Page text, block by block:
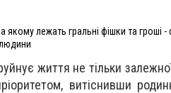
якому лежать гральні фішки та гроші
життя не тільки
витіснивши